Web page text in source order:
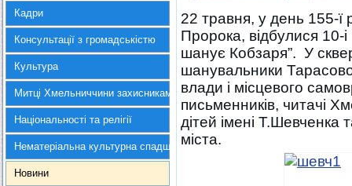
Кадри
Консультації з громадськістю
Культура
Митці Хмельниччини захисникам України
Національності та релігії
Нематеріальна культурна спадщина
Новини
22 травня, у день 155-ї
Пророка, відбулися 10-
шанує Кобзаря”. У
шанувальники
влади і місцевого
письменників, читачі
дітей імені Т.Шевченка
міста.